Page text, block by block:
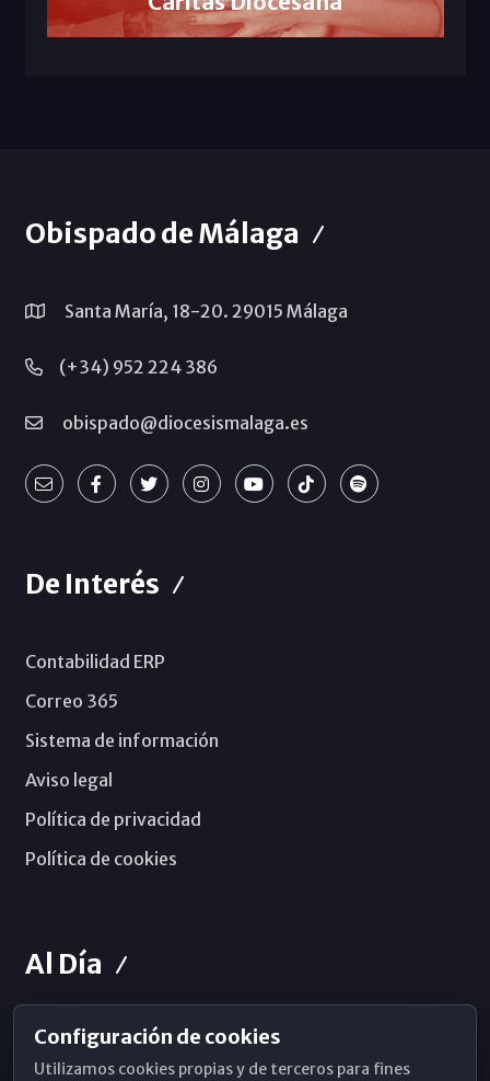
Obispado de Málaga
Santa María, 18-20. 29015 Málaga
(+34) 952 224 386
obispado@diocesismalaga.es
De Interés
Contabilidad ERP
Correo 365
Sistema de información
Aviso legal
Política de privacidad
Política de cookies
Al Día
Horarios de Misa
Configuración de cookies
Utilizamos cookies propias y de terceros para fines